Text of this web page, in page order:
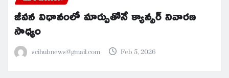
జీవన విధానంలో మార్పుతోనే క్యాన్సర్ నివారణ
సాధ్యం
scihubnews@gmail.com Feb 5, 2026